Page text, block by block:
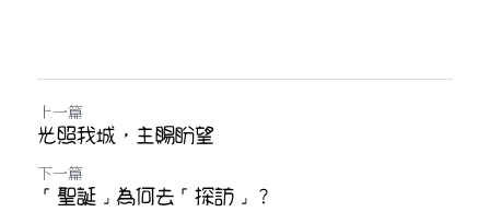
上一篇
光照我城，主賜盼望
下一篇
「聖誕」為何去「探訪」？